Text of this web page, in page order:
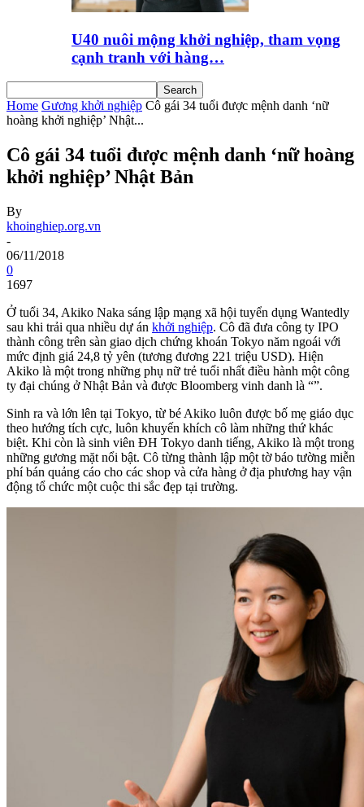
U40 nuôi mộng khởi nghiệp, tham vọng
cạnh tranh với hàng…
Home Gương khởi nghiệp Cô gái 34 tuổi được mệnh danh ‘nữ
hoàng khởi nghiệp’ Nhật...
Cô gái 34 tuổi được mệnh danh ‘nữ hoàng
khởi nghiệp’ Nhật Bản
By
khoinghiep.org.vn
-
06/11/2018
0
1697
Ở tuổi 34, Akiko Naka sáng lập mạng xã hội tuyển dụng Wantedly
sau khi trải qua nhiều dự án khởi nghiệp. Cô đã đưa công ty IPO
thành công trên sàn giao dịch chứng khoán Tokyo năm ngoái với
mức định giá 24,8 tỷ yên (tương đương 221 triệu USD). Hiện
Akiko là một trong những phụ nữ trẻ tuổi nhất điều hành một công
ty đại chúng ở Nhật Bản và được Bloomberg vinh danh là “”.
Sinh ra và lớn lên tại Tokyo, từ bé Akiko luôn được bố mẹ giáo dục
theo hướng tích cực, luôn khuyến khích cô làm những thứ khác
biệt. Khi còn là sinh viên ĐH Tokyo danh tiếng, Akiko là một trong
những gương mặt nổi bật. Cô từng thành lập một tờ báo tường miễn
phí bán quảng cáo cho các shop và cửa hàng ở địa phương hay vận
động tổ chức một cuộc thi sắc đẹp tại trường.